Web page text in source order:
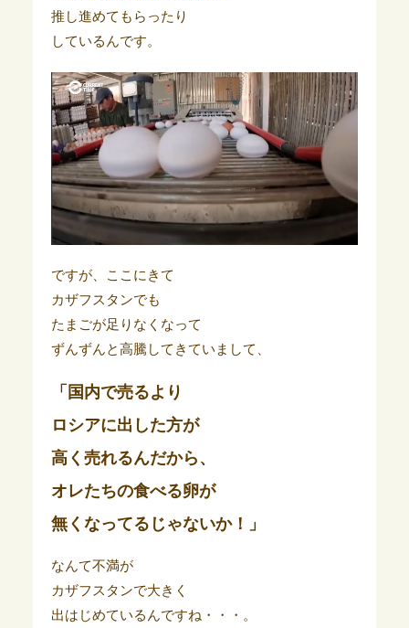
推し進めてもらったり
しているんです。
ですが、ここにきて
カザフスタンでも
たまごが足りなくなって
ずんずんと高騰してきていまして、
「国内で売るより
ロシアに出した方が
高く売れるんだから、
オレたちの食べる卵が
無くなってるじゃないか！」
なんて不満が
カザフスタンで大きく
出はじめているんですね・・・。